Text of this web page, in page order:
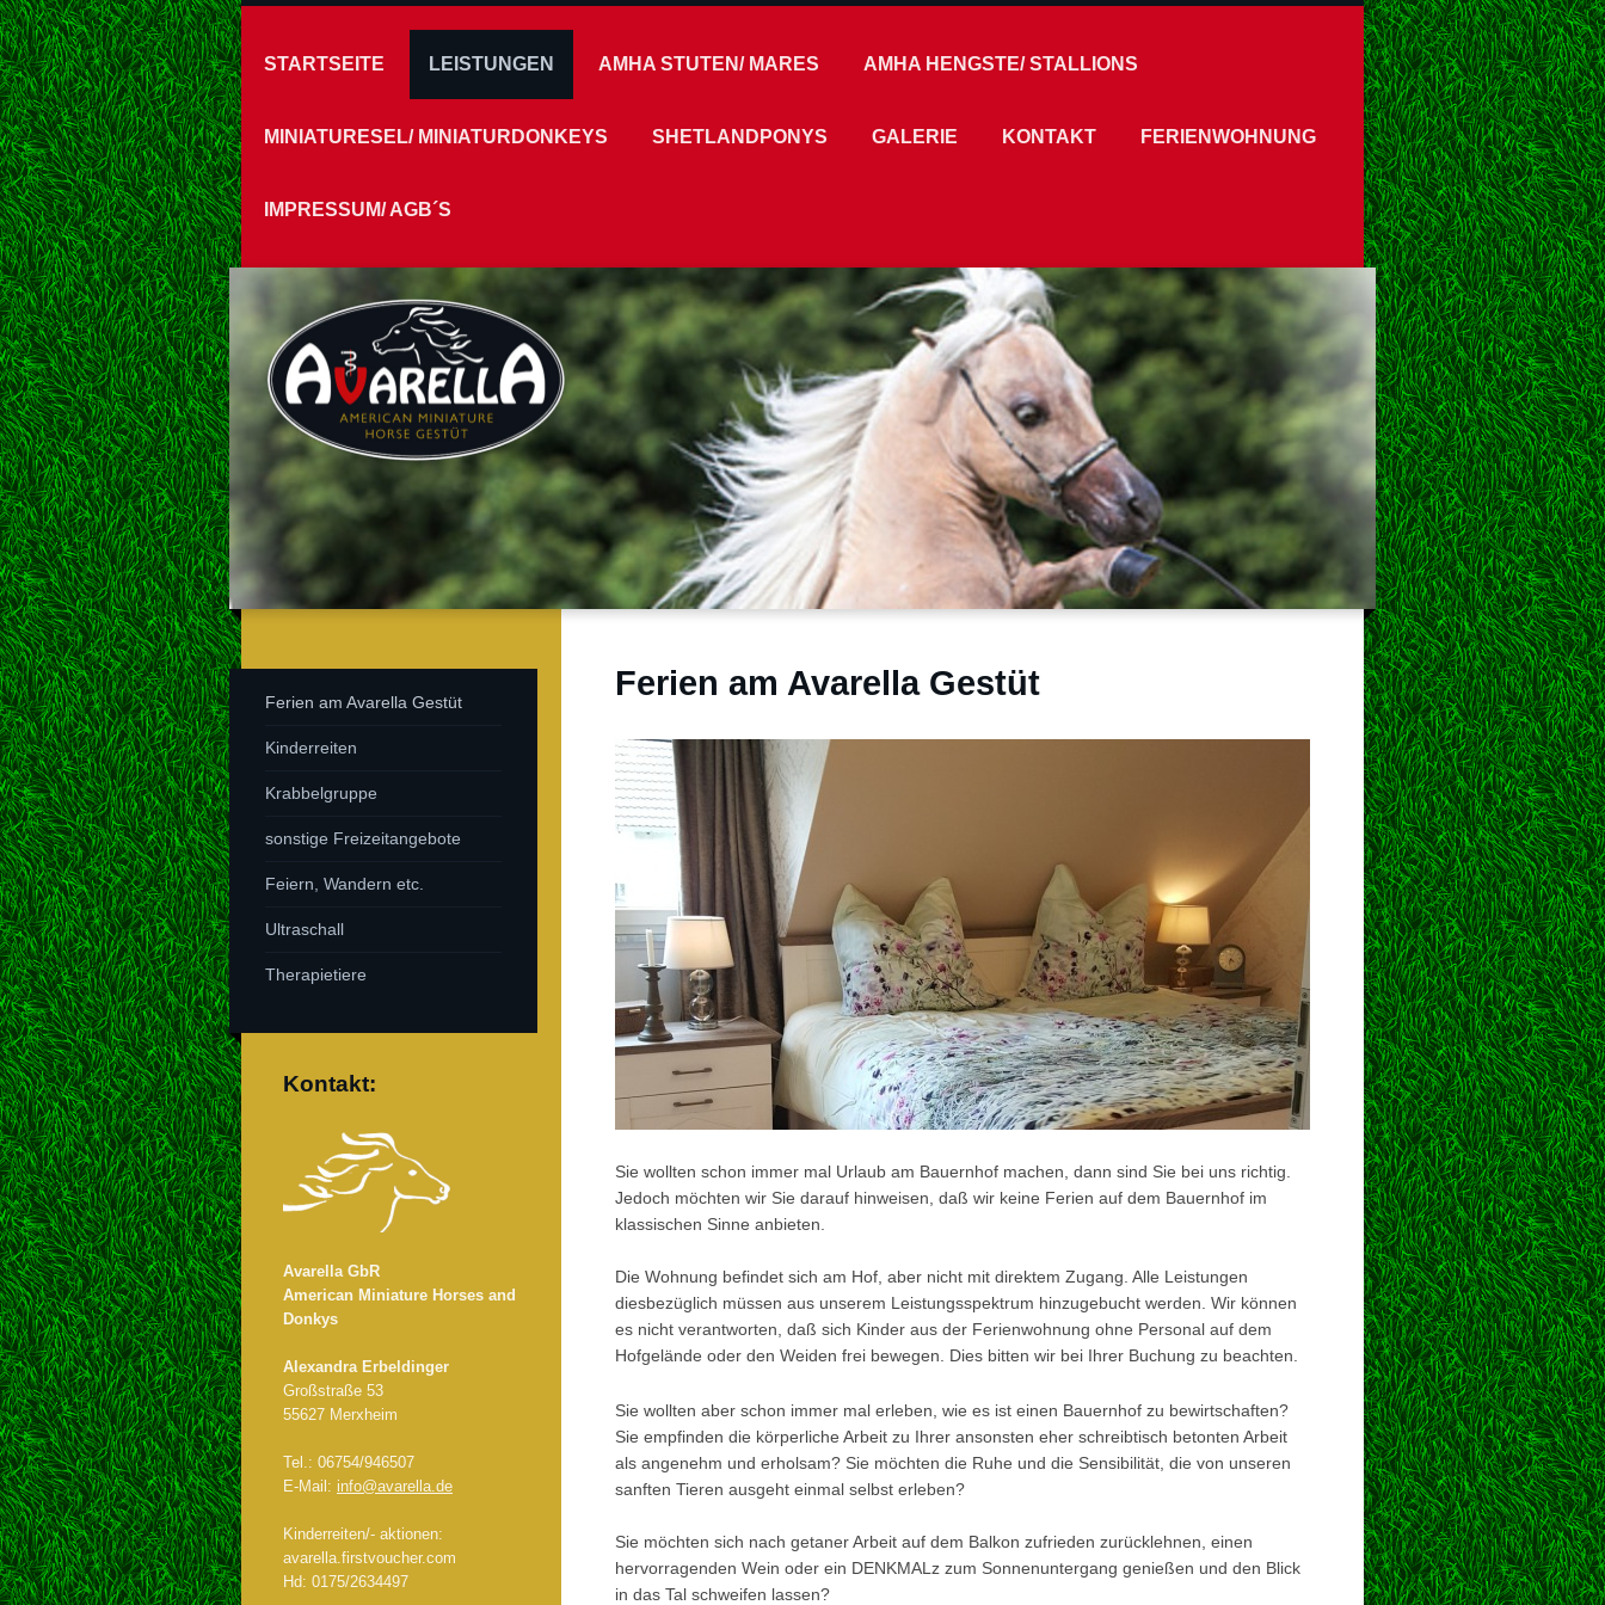
STARTSEITE LEISTUNGEN AMHA STUTEN/ MARES AMHA HENGSTE/ STALLIONS
MINIATURESEL/ MINIATURDONKEYS SHETLANDPONYS GALERIE KONTAKT FERIENWOHNUNG
IMPRESSUM/ AGB´S
Ferien am Avarella Gestüt
Sie wollten schon immer mal Urlaub am Bauernhof machen, dann sind Sie bei uns richtig.
Jedoch möchten wir Sie darauf hinweisen, daß wir keine Ferien auf dem Bauernhof im
klassischen Sinne anbieten.
Die Wohnung befindet sich am Hof, aber nicht mit direktem Zugang. Alle Leistungen
diesbezüglich müssen aus unserem Leistungsspektrum hinzugebucht werden. Wir können
es nicht verantworten, daß sich Kinder aus der Ferienwohnung ohne Personal auf dem
Hofgelände oder den Weiden frei bewegen. Dies bitten wir bei Ihrer Buchung zu beachten.
Sie wollten aber schon immer mal erleben, wie es ist einen Bauernhof zu bewirtschaften?
Sie empfinden die körperliche Arbeit zu Ihrer ansonsten eher schreibtisch betonten Arbeit
als angenehm und erholsam? Sie möchten die Ruhe und die Sensibilität, die von unseren
sanften Tieren ausgeht einmal selbst erleben?
Sie möchten sich nach getaner Arbeit auf dem Balkon zufrieden zurücklehnen, einen
hervorragenden Wein oder ein DENKMALz zum Sonnenuntergang genießen und den Blick
in das Tal schweifen lassen?
Ferien am Avarella Gestüt
Kinderreiten
Krabbelgruppe
sonstige Freizeitangebote
Feiern, Wandern etc.
Ultraschall
Therapietiere
Kontakt:
Avarella GbR
American Miniature Horses and
Donkys
Alexandra Erbeldinger
Großstraße 53
55627 Merxheim
Tel.: 06754/946507
E-Mail: info@avarella.de
Kinderreiten/- aktionen:
avarella.firstvoucher.com
Hd: 0175/2634497